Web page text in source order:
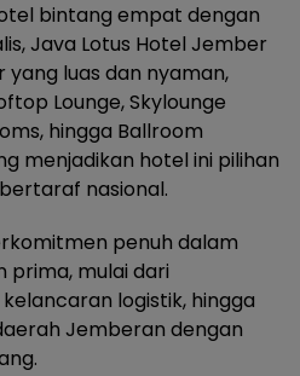
bintang empat dengan
Java Lotus Hotel Jember
yang luas dan nyaman,
Lounge, Skylounge
hingga Ballroom
menjadikan hotel ini pilihan
nasional.
penuh dalam
prima, mulai dari
logistik, hingga
Jemberan dengan